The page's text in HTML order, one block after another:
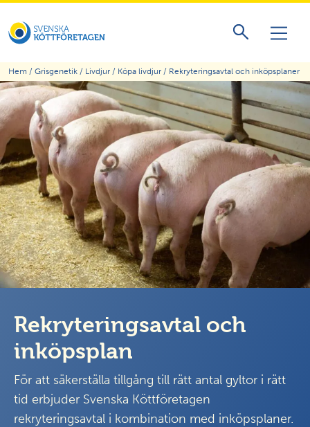
Hem / Grisgenetik / Livdjur / Köpa livdjur / Rekryteringsavtal och inköpsplaner
Rekryteringsavtal och
inköpsplan
För att säkerställa tillgång till rätt antal gyltor i rätt
tid erbjuder Svenska Köttföretagen
rekryteringsavtal i kombination med inköpsplaner.